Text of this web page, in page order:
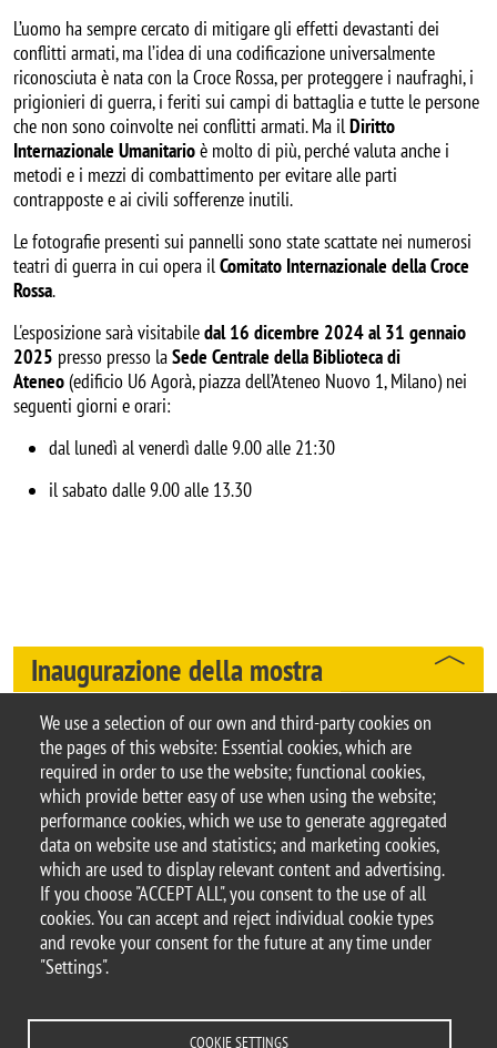
We use a selection of our own and third-party cookies on
the pages of this website: Essential cookies, which are
required in order to use the website; functional cookies,
which provide better easy of use when using the website;
performance cookies, which we use to generate aggregated
data on website use and statistics; and marketing cookies,
which are used to display relevant content and advertising.
If you choose "ACCEPT ALL", you consent to the use of all
cookies. You can accept and reject individual cookie types
and revoke your consent for the future at any time under
"Settings".
COOKIE SETTINGS
L’uomo ha sempre cercato di mitigare gli effetti devastanti dei
conflitti armati, ma l’idea di una codificazione universalmente
riconosciuta è nata con la Croce Rossa, per proteggere i naufraghi, i
prigionieri di guerra, i feriti sui campi di battaglia e tutte le persone
che non sono coinvolte nei conflitti armati. Ma ilDiritto
Internazionale Umanitarioè molto di più, perché valuta anche i
metodi e i mezzi di combattimento per evitare alle parti
contrapposte e ai civili sofferenze inutili.
Le fotografie presenti sui pannelli sono state scattate nei numerosi
teatri di guerra in cui opera ilComitato Internazionale della Croce
Rossa.
L'esposizione sarà visitabiledal 16 dicembre 2024 al 31 gennaio
2025 presso presso laSede Centrale della Biblioteca di
Ateneo(edificio U6 Agorà, piazza dell’Ateneo Nuovo 1, Milano) nei
seguenti giorni e orari:
dal lunedì al venerdì dalle 9.00 alle 21:30
il sabato dalle 9.00 alle 13.30
Inaugurazione della mostra
L’evento di inaugurazionesi terrà presso la Sede Centrale
della Biblioteca di Ateneo (edificio U6 Agorà, piazza
dell’Ateneo Nuovo 1, Milano) il 18 dicembre alle 18.00.
© 2025 University of Milano-Bicocca
Piazza dell'Ateneo Nuovo, 1 - 20126, Milan
PEC address: ateneo.bicocca@pec.unimib.it